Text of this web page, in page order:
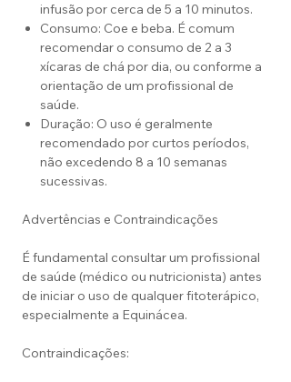
infusão por cerca de 5 a 10 minutos.
Consumo: Coe e beba. É comum
recomendar o consumo de 2 a 3
xícaras de chá por dia, ou conforme a
orientação de um profissional de
saúde.
Duração: O uso é geralmente
recomendado por curtos períodos,
não excedendo 8 a 10 semanas
sucessivas.
Advertências e Contraindicações
É fundamental consultar um profissional
de saúde (médico ou nutricionista) antes
de iniciar o uso de qualquer fitoterápico,
especialmente a Equinácea.
Contraindicações: